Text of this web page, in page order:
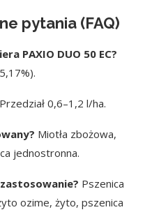
pytania (FAQ)
PAXIO DUO 50 EC?
Przedział 0,6–1,2 l/ha.
Miotła zbożowa,
jednostronna.
Pszenica
ozime, żyto, pszenica